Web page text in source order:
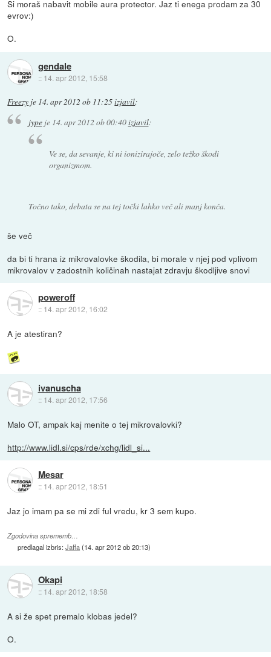
Si moraš nabavit mobile aura protector. Jaz ti enega prodam za 30
evrov:)
O.
gendale
:: 14. apr 2012, 15:58
Freezy je 14. apr 2012 ob 11:25izjavil:
jypeje 14. apr 2012 ob 00:40izjavil:
Ve se, da sevanje, ki ni ionizirajoče, zelo težko škodi
organizmom.
Točno tako, debata se na tej točki lahko več ali manj konča.
še več
da bi ti hrana iz mikrovalovke škodila, bi morale v njej pod vplivom
mikrovalov v zadostnih količinah nastajat zdravju škodljive snovi
poweroff
:: 14. apr 2012, 16:02
A je atestiran?
ivanuscha
:: 14. apr 2012, 17:56
Malo OT, ampak kaj menite o tej mikrovalovki?
http://www.lidl.si/cps/rde/xchg/lidl_si...
Mesar
:: 14. apr 2012, 18:51
Jaz jo imam pa se mi zdi ful vredu, kr 3 sem kupo.
Zgodovina sprememb…
predlagal izbris:Jaffa(14. apr 2012 ob 20:13)
Okapi
:: 14. apr 2012, 18:58
A si že spet premalo klobas jedel?
O.